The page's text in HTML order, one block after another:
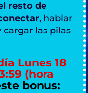
resto de
, hablar
cargar las pilas
Lunes 18
(hora
bonus: